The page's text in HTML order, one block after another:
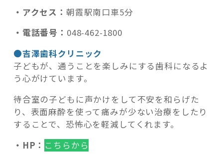
・アクセス： 朝霞駅南口車5分
・電話番号： 048-462-1800
●吉澤歯科クリニック
子どもが、通うことを楽しみにする歯科になるよ
う心がけています。
待合室の子どもに声かけをして不安を和らげた
り、表面麻酔を使って痛みが少ない治療をしたり
することで、恐怖心を軽減してくれます。
・HP： こちらから